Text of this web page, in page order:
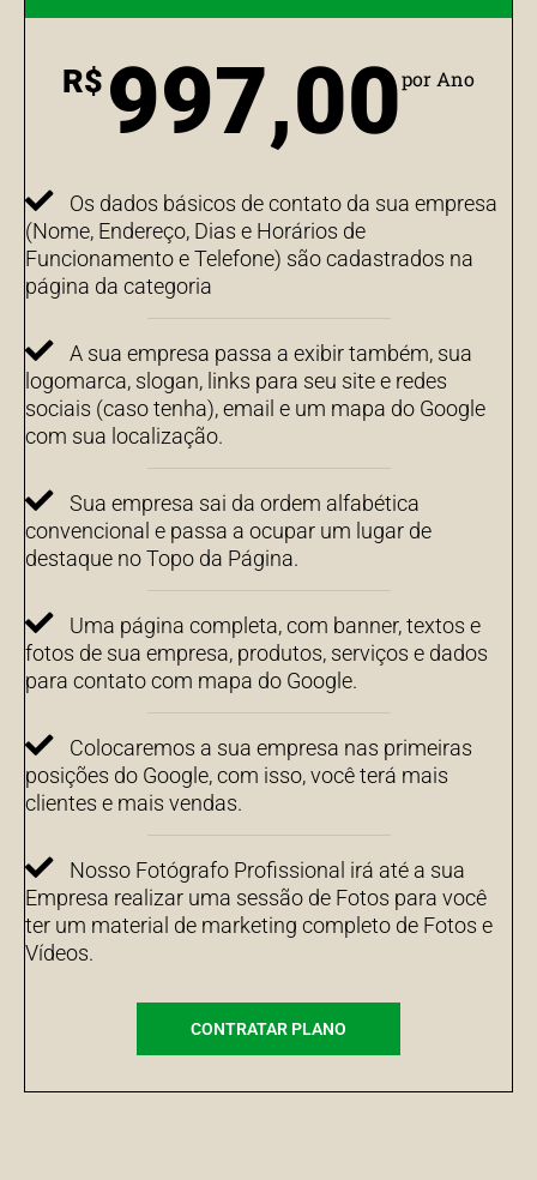
R$ 997,00por Ano
Os dados básicos de contato da sua empresa
(Nome, Endereço, Dias e Horários de
Funcionamento e Telefone) são cadastrados na
página da categoria
A sua empresa passa a exibir também, sua
logomarca, slogan, links para seu site e redes
sociais (caso tenha), email e um mapa do Google
com sua localização.
Sua empresa sai da ordem alfabética
convencional e passa a ocupar um lugar de
destaque no Topo da Página.
Uma página completa, com banner, textos e
fotos de sua empresa, produtos, serviços e dados
para contato com mapa do Google.
Colocaremos a sua empresa nas primeiras
posições do Google, com isso, você terá mais
clientes e mais vendas.
Nosso Fotógrafo Profissional irá até a sua
Empresa realizar uma sessão de Fotos para você
ter um material de marketing completo de Fotos e
Vídeos.
CONTRATAR PLANO